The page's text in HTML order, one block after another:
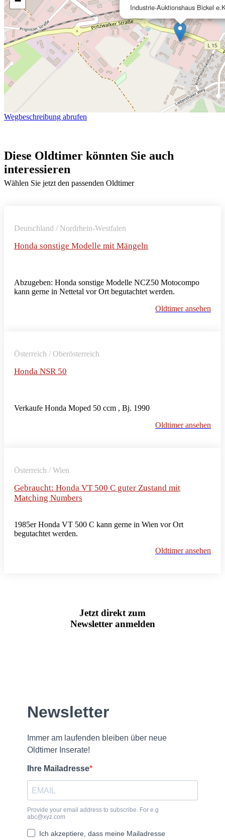
Industrie-Auktionshaus Bickel
Wegbeschreibung abrufen
Diese Oldtimer könnten Sie auch
interessieren
Wählen Sie jetzt den passenden Oldtimer
Deutschland / Nordrhein-Westfalen
Honda sonstige Modelle mit Mängeln
Abzugeben: Honda sonstige Modelle NCZ50 Motocompo
kann gerne in Nettetal vor Ort begutachtet werden.
Oldtimer ansehen
Österreich / Oberösterreich
Honda NSR 50
Verkaufe Honda Moped 50 ccm , Bj. 1990
Oldtimer ansehen
Österreich / Wien
Gebraucht: Honda VT 500 C guter Zustand mit
Matching Numbers
1985er Honda VT 500 C kann gerne in Wien vor Ort
begutachtet werden.
Oldtimer ansehen
Jetzt direkt zum
Newsletter anmelden